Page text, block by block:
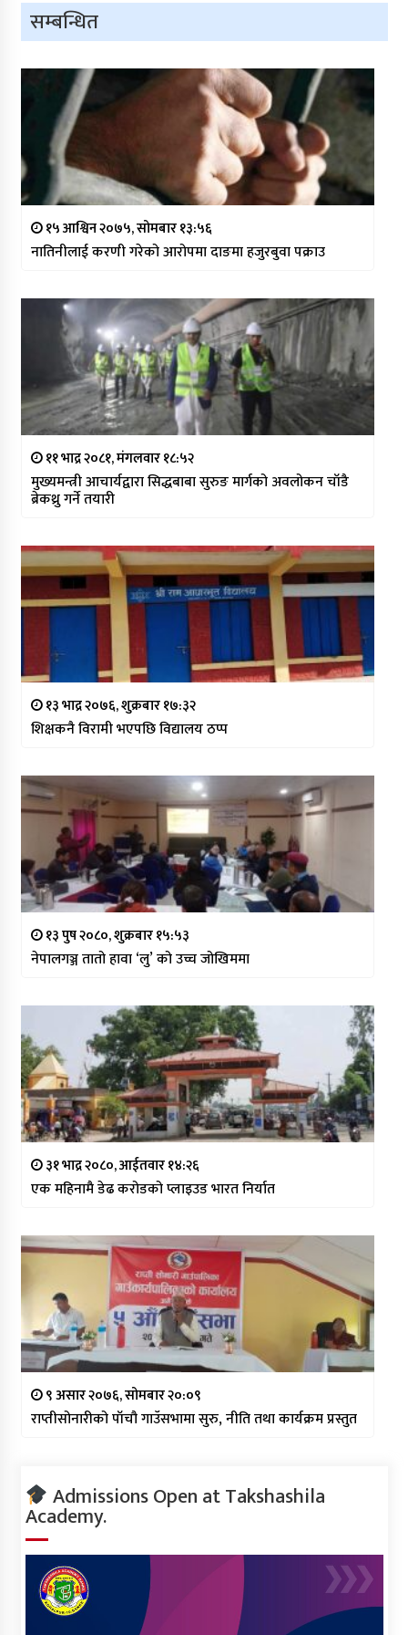
सम्बन्धित
१५ आश्विन २०७५, सोमबार १३:५६
नातिनीलाई करणी गरेको आरोपमा दाङमा हजुरबुवा पक्राउ
११ भाद्र २०८१, मंगलवार १८:५२
मुख्यमन्त्री आचार्यद्वारा सिद्धबाबा सुरुङ मार्गको अवलोकन चाँडै
ब्रेकथ्रु गर्ने तयारी
१३ भाद्र २०७६, शुक्रबार १७:३२
शिक्षकनै विरामी भएपछि विद्यालय ठप्प
१३ पुष २०८०, शुक्रबार १५:५३
नेपालगञ्ज तातो हावा ‘लु’ को उच्च जोखिममा
३१ भाद्र २०८०, आईतवार १४:२६
एक महिनामै डेढ करोडको प्लाइउड भारत निर्यात
९ असार २०७६, सोमबार २०:०९
राप्तीसोनारीको पाँचौ गाउँसभामा सुरु, नीति तथा कार्यक्रम प्रस्तुत
Admissions Open at Takshashila
Academy.